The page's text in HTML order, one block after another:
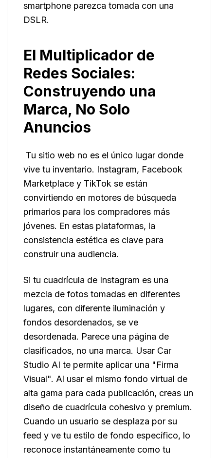
smartphone parezca tomada con una
DSLR.
El Multiplicador de
Redes Sociales:
Construyendo una
Marca, No Solo
Anuncios
Tu sitio web no es el único lugar donde
vive tu inventario. Instagram, Facebook
Marketplace y TikTok se están
convirtiendo en motores de búsqueda
primarios para los compradores más
jóvenes. En estas plataformas, la
consistencia estética es clave para
construir una audiencia.
Si tu cuadrícula de Instagram es una
mezcla de fotos tomadas en diferentes
lugares, con diferente iluminación y
fondos desordenados, se ve
desordenada. Parece una página de
clasificados, no una marca. Usar Car
Studio AI te permite aplicar una "Firma
Visual". Al usar el mismo fondo virtual de
alta gama para cada publicación, creas un
diseño de cuadrícula cohesivo y premium.
Cuando un usuario se desplaza por su
feed y ve tu estilo de fondo específico, lo
reconoce instantáneamente como tu